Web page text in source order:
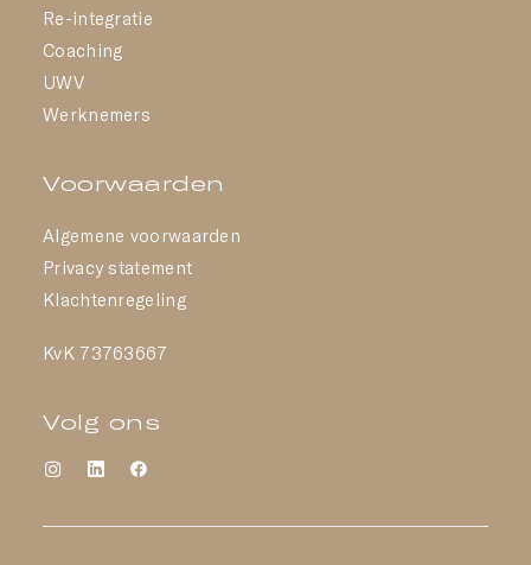
Re-integratie
Coaching
UWV
Werknemers
Voorwaarden
Algemene voorwaarden
Privacy statement
Klachtenregeling
KvK 73763667
Volg ons